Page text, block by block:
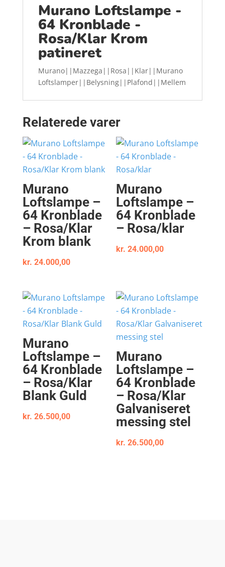
Murano Loftslampe -
64 Kronblade -
Rosa/Klar Krom
patineret
Murano||Mazzega||Rosa||Klar||Murano
Loftslamper||Belysning||Plafond||Mellem
Relaterede varer
Murano
Loftslampe –
64 Kronblade
– Rosa/Klar
Krom blank
kr. 24.000,00
Murano
Loftslampe –
64 Kronblade
– Rosa/klar
kr. 24.000,00
Murano
Loftslampe –
64 Kronblade
– Rosa/Klar
Blank Guld
kr. 26.500,00
Murano
Loftslampe –
64 Kronblade
– Rosa/Klar
Galvaniseret
messing stel
kr. 26.500,00